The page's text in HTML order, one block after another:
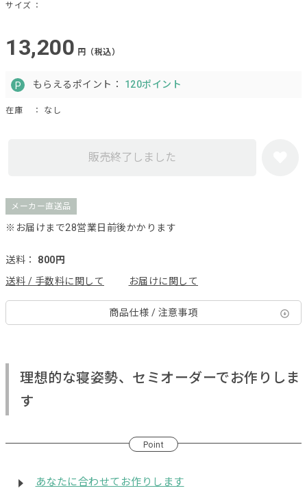
サイズ ：
13,200 円（税込）
もらえるポイント： 120ポイント
在庫 ： なし
販売終了しました
メーカー直送品
※お届けまで28営業日前後かかります
送料： 800円
送料 / 手数料に関して
お届けに関して
商品仕様 / 注意事項
理想的な寝姿勢、セミオーダーでお作りしま
す
Point
あなたに合わせてお作りします